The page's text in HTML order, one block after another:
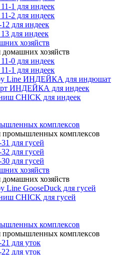
1 для индеек
2 для индеек
для индеек
для индеек
хозяйств
домашних хозяйств
0 для индеек
1 для индеек
Line ИНДЕЙКА для индюшат
ИНДЕЙКА для индеек
CHICK для индеек
комплексов
промышленных комплексов
для гусей
для гусей
для гусей
хозяйств
домашних хозяйств
Line GooseDuck для гусей
CHICK для гусей
комплексов
промышленных комплексов
для уток
для уток